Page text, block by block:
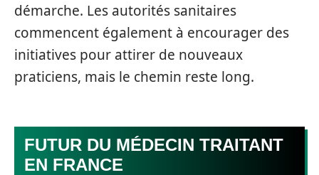
démarche. Les autorités sanitaires
commencent également à encourager des
initiatives pour attirer de nouveaux
praticiens, mais le chemin reste long.
FUTUR DU MÉDECIN TRAITANT
EN FRANCE